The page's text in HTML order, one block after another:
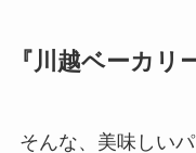
『川越ベーカリ
そんな、美味しい